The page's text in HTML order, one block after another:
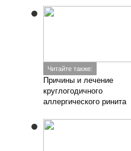
Читайте также:
Причины и лечение
круглогодичного
аллергического ринита